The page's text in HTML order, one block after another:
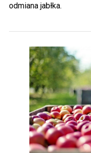
odmiana jabłka.